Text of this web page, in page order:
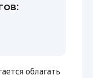
облагать